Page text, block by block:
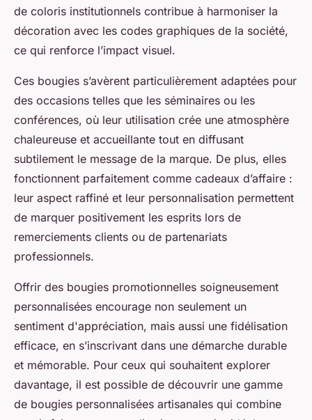
de coloris institutionnels contribue à harmoniser la
décoration avec les codes graphiques de la société,
ce qui renforce l’impact visuel.
Ces bougies s’avèrent particulièrement adaptées pour
des occasions telles que les séminaires ou les
conférences, où leur utilisation crée une atmosphère
chaleureuse et accueillante tout en diffusant
subtilement le message de la marque. De plus, elles
fonctionnent parfaitement comme cadeaux d’affaire :
leur aspect raffiné et leur personnalisation permettent
de marquer positivement les esprits lors de
remerciements clients ou de partenariats
professionnels.
Offrir des bougies promotionnelles soigneusement
personnalisées encourage non seulement un
sentiment d'appréciation, mais aussi une fidélisation
efficace, en s’inscrivant dans une démarche durable
et mémorable. Pour ceux qui souhaitent explorer
davantage, il est possible de découvrir une gamme
de bougies personnalisées artisanales qui combine